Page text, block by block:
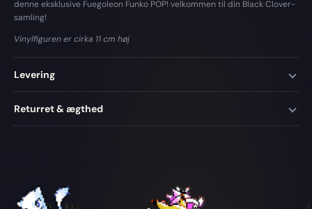
denne eksklusive Fuegoleon Funko POP! velkommen til din Black Clover-
samling!
Vinylfiguren er cirka 11 cm høj
Levering
Returret & ægthed